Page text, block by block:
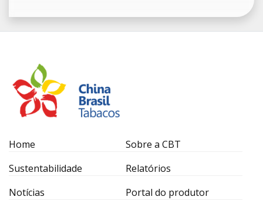
Home
Sobre a CBT
Sustentabilidade
Relatórios
Notícias
Portal do produtor